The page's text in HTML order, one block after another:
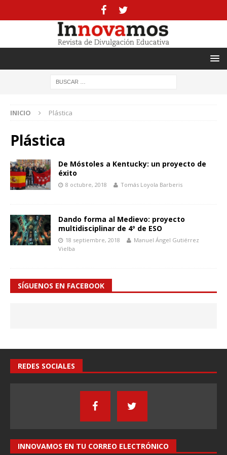
INICIO Plástica
Plástica
De Móstoles a Kentucky: un proyecto de
éxito
8 octubre, 2018 Tomás Loyola Barberis
Dando forma al Medievo: proyecto
multidisciplinar de 4º de ESO
18 septiembre, 2018
Manuel Ángel Gutiérrez
Vielba
SÍGUENOS EN FACEBOOK
REDES SOCIALES
INNOVAMOS EN TU CORREO ELECTRÓNICO